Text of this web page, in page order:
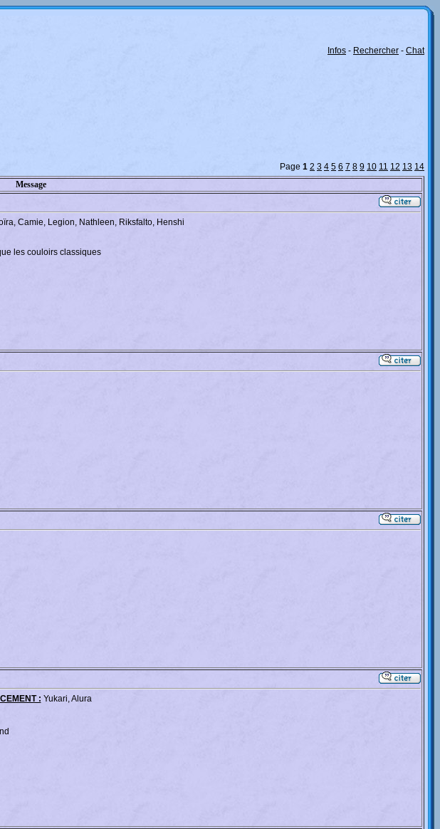
Infos - Rechercher - Chat
Page 1 2 3 4 5 6 7 8 9 10 11 12 13 14
Message
Camie, Legion, Nathleen, Riksfalto, Henshi
les couloirs classiques
: Yukari, Alura